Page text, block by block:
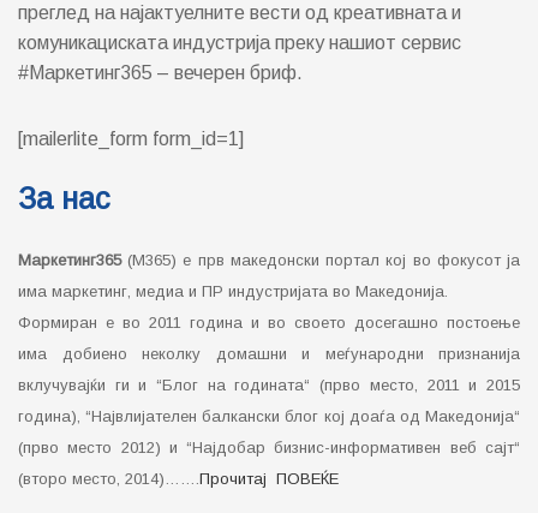
преглед на најактуелните вести од креативната и
комуникациската индустрија преку нашиот сервис
#Маркетинг365 – вечерен бриф.
[mailerlite_form form_id=1]
За нас
Маркетинг365(М365) е прв македонски портал кој во фокусот ја
има маркетинг, медиа и ПР индустријата во Македонија.
Формиран е во 2011 година и во своето досегашно постоење
има добиено неколку домашни и меѓународни признанија
вклучувајќи ги и “Блог на годината“ (прво место, 2011 и 2015
година), “Највлијателен балкански блог кој доаѓа од Македонија“
(прво место 2012) и “Најдобар бизнис-информативен веб сајт“
(второ место, 2014)…….Прочитај ПОВЕЌЕ